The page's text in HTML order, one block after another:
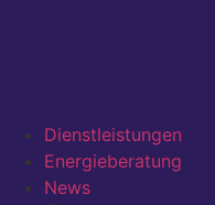
Dienstleistungen
Energieberatung
News